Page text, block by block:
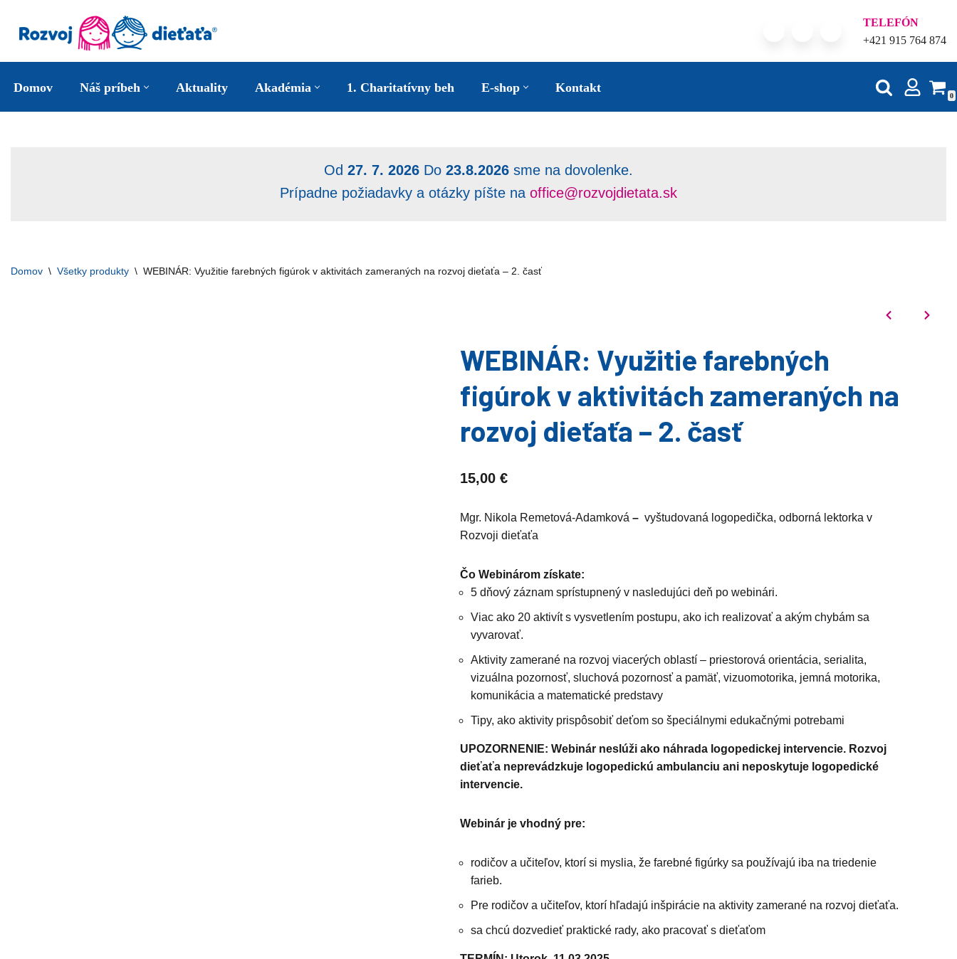
Preskočiť
TELEFÓN
+421 915 764 874
Domov Náš príbeh Aktuality Akadémia 1. Charitatívny beh E-shop Kontakt
0
Od 27. 7. 2026 Do 23.8.2026 sme na dovolenke.
Prípadne požiadavky a otázky píšte na office@rozvojdietata.sk
Domov \ Všetky produkty \ WEBINÁR: Využitie farebných figúrok v aktivitách zameraných na rozvoj dieťaťa – 2. časť
WEBINÁR: Využitie farebných
figúrok v aktivitách zameraných na
rozvoj dieťaťa – 2. časť
15,00 €
Mgr. Nikola Remetová-Adamková – vyštudovaná logopedička, odborná lektorka v
Rozvoji dieťaťa
Čo Webinárom získate:
5 dňový záznam sprístupnený v nasledujúci deň po webinári.
Viac ako 20 aktivít s vysvetlením postupu, ako ich realizovať a akým chybám sa
vyvarovať.
Aktivity zamerané na rozvoj viacerých oblastí – priestorová orientácia, serialita,
vizuálna pozornosť, sluchová pozornosť a pamäť, vizuomotorika, jemná motorika,
komunikácia a matematické predstavy
Tipy, ako aktivity prispôsobiť deťom so špeciálnymi edukačnými potrebami
UPOZORNENIE: Webinár neslúži ako náhrada logopedickej intervencie. Rozvoj
dieťaťa neprevádzkuje logopedickú ambulanciu ani neposkytuje logopedické
intervencie.
Webinár je vhodný pre:
rodičov a učiteľov, ktorí si myslia, že farebné figúrky sa používajú iba na triedenie
farieb.
Pre rodičov a učiteľov, ktorí hľadajú inšpirácie na aktivity zamerané na rozvoj dieťaťa.
sa chcú dozvedieť praktické rady, ako pracovať s dieťaťom